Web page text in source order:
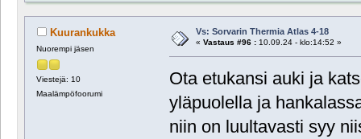
Kuurankukka
Nuorempi jäsen
Viestejä: 10
Maalämpöfoorumi
Vs: Sorvarin Thermia Atlas 4-18
« Vastaus #96 :10.09.24 - klo:14:52 »
Ota etukansi auki ja
yläpuolella ja
niin on luultavasti syy